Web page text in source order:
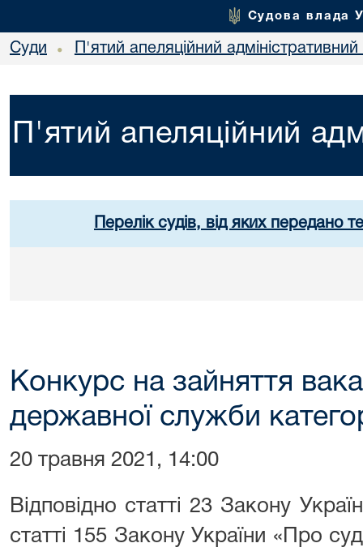
Судова влада
Суди • П'ятий апеляційний адміністративний
П'ятий апеляційний
Перелік судів, від яких передано
Конкурс на зайняття
державної служби
20 травня 2021, 14:00
Відповідно статті 23 Закону
статті 155 Закону України «Про